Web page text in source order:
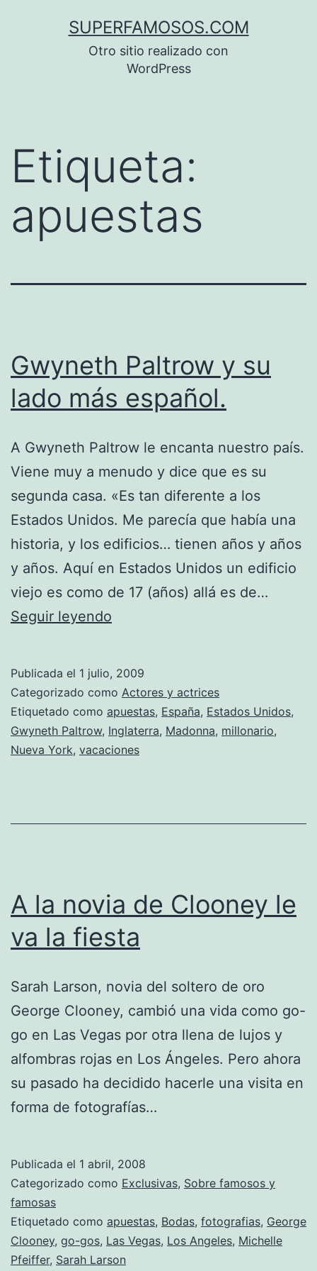
SUPERFAMOSOS.COM
Otro sitio realizado con
WordPress
Etiqueta:
apuestas
Gwyneth Paltrow y su
lado más español.
A Gwyneth Paltrow le encanta nuestro país.
Viene muy a menudo y dice que es su
segunda casa. «Es tan diferente a los
Estados Unidos. Me parecía que había una
historia, y los edificios… tienen años y años
y años. Aquí en Estados Unidos un edificio
viejo es como de 17 (años) allá es de…
Seguir leyendo
su
lado
más
español.
Publicada el 1 julio, 2009
Categorizado como Actores y actrices
Etiquetado como apuestas, España, Estados Unidos,
Gwyneth Paltrow, Inglaterra, Madonna, millonario,
Nueva York, vacaciones
A la novia de Clooney le
va la fiesta
Sarah Larson, novia del soltero de oro
George Clooney, cambió una vida como go-
go en Las Vegas por otra llena de lujos y
alfombras rojas en Los Ángeles. Pero ahora
su pasado ha decidido hacerle una visita en
forma de fotografías…
Publicada el 1 abril, 2008
Categorizado como Exclusivas, Sobre famosos y
famosas
Etiquetado como apuestas, Bodas, fotografias, George
Clooney, go-gos, Las Vegas, Los Angeles, Michelle
Pfeiffer, Sarah Larson